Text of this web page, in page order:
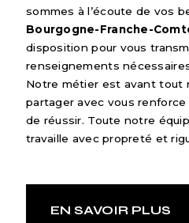
sommes à l’écoute de vos
Bourgogne-Franche-
disposition pour vous
renseignements
Notre métier est avant tout
partager avec vous
de réussir. Toute notre
travaille avec propreté et
EN SAVOIR PLUS